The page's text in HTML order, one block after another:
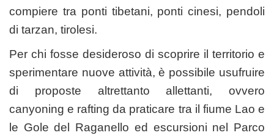
compiere tra ponti tibetani, ponti cinesi, pendoli
di tarzan, tirolesi.
Per chi fosse desideroso di scoprire il territorio e
sperimentare nuove attività, è possibile usufruire
di proposte altrettanto allettanti, ovvero
canyoning e rafting da praticare tra il fiume Lao e
le Gole del Raganello ed escursioni nel Parco